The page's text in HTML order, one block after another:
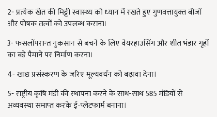
2- प्रत्येक खेत की मिट्टी स्वास्थ्य को ध्‍यान में रखते हुए गुणवत्तायुक्‍त बीजों
और पोषक तत्वों को उपलब्‍ध कराना।
3- फसलोंपरान्‍त नुकसान से बचने के लिए वेयरहाउसिंग और शीत भंडार गृहों
का बड़े पैमाने पर निर्माण करना।
4- खाद्य प्रसंस्करण के जरिए मूल्यवर्धन को बढ़ावा देना।
5- राष्ट्रीय कृषि मंडी की स्‍थापना करने के साथ-साथ 585 मंडियों से
अव्‍यवस्‍था समाप्‍त करके ई-प्‍लेटफार्म बनाना।